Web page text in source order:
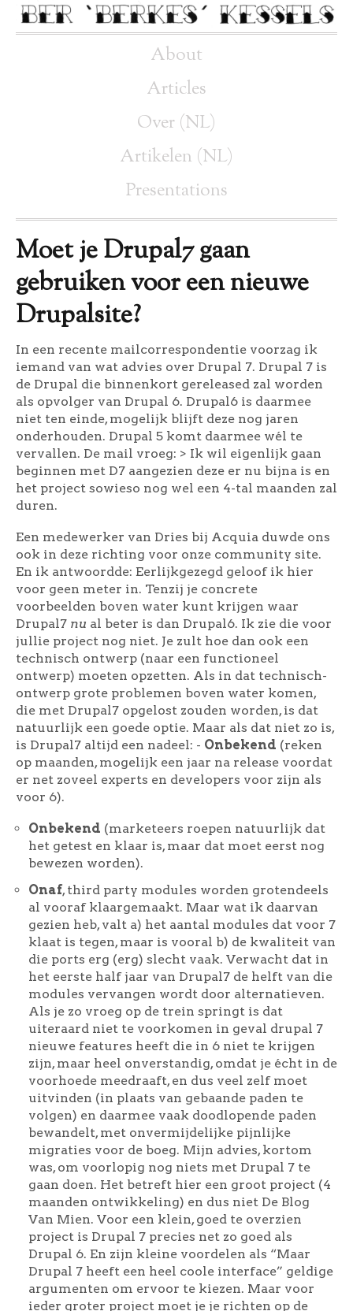
About
Articles
Over (NL)
Artikelen (NL)
Presentations
Moet je Drupal7 gaan
gebruiken voor een nieuwe
Drupalsite?
In een recente mailcorrespondentie voorzag ik
iemand van wat advies over Drupal 7. Drupal 7 is
de Drupal die binnenkort gereleased zal worden
als opvolger van Drupal 6. Drupal6 is daarmee
niet ten einde, mogelijk blijft deze nog jaren
onderhouden. Drupal 5 komt daarmee wél te
vervallen. De mail vroeg: > Ik wil eigenlijk gaan
beginnen met D7 aangezien deze er nu bijna is en
het project sowieso nog wel een 4-tal maanden zal
duren.
Een medewerker van Dries bij Acquia duwde ons
ook in deze richting voor onze community site.
En ik antwoordde: Eerlijkgezegd geloof ik hier
voor geen meter in. Tenzij je concrete
voorbeelden boven water kunt krijgen waar
Drupal7 nu al beter is dan Drupal6. Ik zie die voor
jullie project nog niet. Je zult hoe dan ook een
technisch ontwerp (naar een functioneel
ontwerp) moeten opzetten. Als in dat technisch-
ontwerp grote problemen boven water komen,
die met Drupal7 opgelost zouden worden, is dat
natuurlijk een goede optie. Maar als dat niet zo is,
is Drupal7 altijd een nadeel: - Onbekend (reken
op maanden, mogelijk een jaar na release voordat
er net zoveel experts en developers voor zijn als
voor 6).
Onbekend (marketeers roepen natuurlijk dat
het getest en klaar is, maar dat moet eerst nog
bewezen worden).
Onaf, third party modules worden grotendeels
al vooraf klaargemaakt. Maar wat ik daarvan
gezien heb, valt a) het aantal modules dat voor 7
klaat is tegen, maar is vooral b) de kwaliteit van
die ports erg (erg) slecht vaak. Verwacht dat in
het eerste half jaar van Drupal7 de helft van die
modules vervangen wordt door alternatieven.
Als je zo vroeg op de trein springt is dat
uiteraard niet te voorkomen in geval drupal 7
nieuwe features heeft die in 6 niet te krijgen
zijn, maar heel onverstandig, omdat je écht in de
voorhoede meedraaft, en dus veel zelf moet
uitvinden (in plaats van gebaande paden te
volgen) en daarmee vaak doodlopende paden
bewandelt, met onvermijdelijke pijnlijke
migraties voor de boeg. Mijn advies, kortom
was, om voorlopig nog niets met Drupal 7 te
gaan doen. Het betreft hier een groot project (4
maanden ontwikkeling) en dus niet De Blog
Van Mien. Voor een klein, goed te overzien
project is Drupal 7 precies net zo goed als
Drupal 6. En zijn kleine voordelen als “Maar
Drupal 7 heeft een heel coole interface” geldige
argumenten om ervoor te kiezen. Maar voor
ieder groter project moet je je richten op de